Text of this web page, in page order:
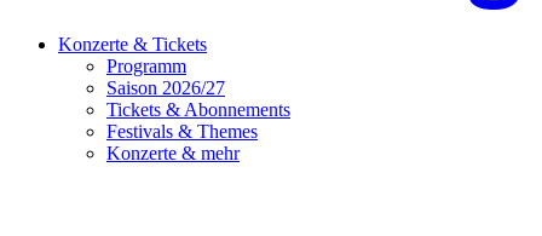
Konzerte & Tickets
Programm
Saison 2026/27
Tickets & Abonnements
Festivals & Themes
Konzerte & mehr